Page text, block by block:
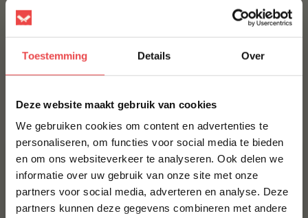
Toestemming Details Over
Deze website maakt gebruik van cookies
We gebruiken cookies om content en advertenties te
personaliseren, om functies voor social media te bieden
en om ons websiteverkeer te analyseren. Ook delen we
informatie over uw gebruik van onze site met onze
partners voor social media, adverteren en analyse. Deze
partners kunnen deze gegevens combineren met andere
MAAK JE IBERICO SPARERIB PER STUK COMPLEET!
€ 9,95
10% korting op je
eerste bestelling*
Schrijf je in voor onze nieuwsbrief en ontvang direct
10% korting op jouw eerste bestelling.